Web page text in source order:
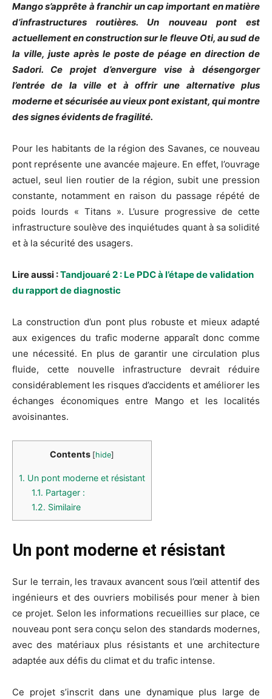
Mango s’apprête à franchir un cap important en matière
d’infrastructures routières. Un nouveau pont est
actuellement en construction sur le fleuve Oti, au sud de
la ville, juste après le poste de péage en direction de
Sadori. Ce projet d’envergure vise à désengorger
l’entrée de la ville et à offrir une alternative plus
moderne et sécurisée au vieux pont existant, qui montre
des signes évidents de fragilité.
Pour les habitants de la région des Savanes, ce nouveau
pont représente une avancée majeure. En effet, l’ouvrage
actuel, seul lien routier de la région, subit une pression
constante, notamment en raison du passage répété de
poids lourds « Titans ». L’usure progressive de cette
infrastructure soulève des inquiétudes quant à sa solidité
et à la sécurité des usagers.
Lire aussi :Tandjouaré 2 : Le PDC à l’étape de validation
du rapport de diagnostic
La construction d’un pont plus robuste et mieux adapté
aux exigences du trafic moderne apparaît donc comme
une nécessité. En plus de garantir une circulation plus
fluide, cette nouvelle infrastructure devrait réduire
considérablement les risques d’accidents et améliorer les
échanges économiques entre Mango et les localités
avoisinantes.
Contents [hide]
1. Un pont moderne et résistant
1.1. Partager :
1.2. Similaire
Un pont moderne et résistant
Sur le terrain, les travaux avancent sous l’œil attentif des
ingénieurs et des ouvriers mobilisés pour mener à bien
ce projet. Selon les informations recueillies sur place, ce
nouveau pont sera conçu selon des standards modernes,
avec des matériaux plus résistants et une architecture
adaptée aux défis du climat et du trafic intense.
Ce projet s’inscrit dans une dynamique plus large de